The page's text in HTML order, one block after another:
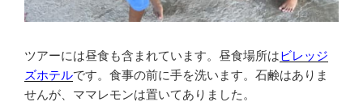
ツアーには昼食も含まれています。昼食場所はビレッジ
ズホテルです。食事の前に手を洗います。石鹸はありま
せんが、ママレモンは置いてありました。